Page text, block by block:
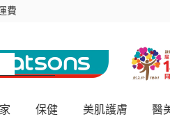
費
惠 即減$50
保健 美肌護膚 醫